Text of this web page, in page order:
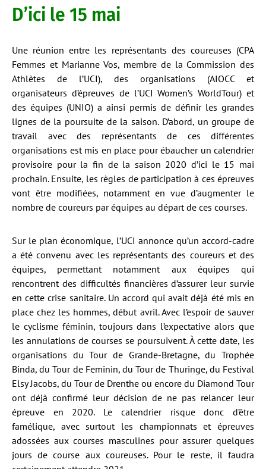
D’ici le 15 mai
Une réunion entre les représentants des coureuses (CPA
Femmes et Marianne Vos, membre de la Commission des
Athlètes de l’UCI), des organisations (AIOCC et
organisateurs d’épreuves de l’UCI Women’s WorldTour) et
des équipes (UNIO) a ainsi permis de définir les grandes
lignes de la poursuite de la saison. D’abord, un groupe de
travail avec des représentants de ces différentes
organisations est mis en place pour ébaucher un calendrier
provisoire pour la fin de la saison 2020 d’ici le 15 mai
prochain. Ensuite, les règles de participation à ces épreuves
vont être modifiées, notamment en vue d’augmenter le
nombre de coureurs par équipes au départ de ces courses.
Sur le plan économique, l’UCI annonce qu’un accord-cadre
a été convenu avec les représentants des coureurs et des
équipes, permettant notamment aux équipes qui
rencontrent des difficultés financières d’assurer leur survie
en cette crise sanitaire. Un accord qui avait déjà été mis en
place chez les hommes, début avril. Avec l’espoir de sauver
le cyclisme féminin, toujours dans l’expectative alors que
les annulations de courses se poursuivent. À cette date, les
organisations du Tour de Grande-Bretagne, du Trophée
Binda, du Tour de Feminin, du Tour de Thuringe, du Festival
Elsy Jacobs, du Tour de Drenthe ou encore du Diamond Tour
ont déjà confirmé leur décision de ne pas relancer leur
épreuve en 2020. Le calendrier risque donc d’être
famélique, avec surtout les championnats et épreuves
adossées aux courses masculines pour assurer quelques
jours de course aux coureuses. Pour le reste, il faudra